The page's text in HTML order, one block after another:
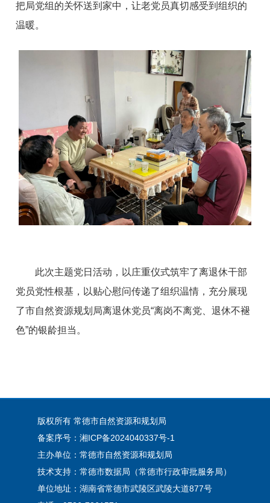
把局党组的关怀送到家中，让老党员真切感受到组织的
温暖。
此次主题党日活动，以庄重仪式筑牢了离退休干部
党员党性根基，以贴心慰问传递了组织温情，充分展现
了市自然资源规划局离退休党员“离岗不离党、退休不褪
色”的银龄担当。
版权所有 常德市自然资源和规划局
备案序号：湘ICP备2024040337号-1
主办单位：常德市自然资源和规划局
技术支持：常德市数据局（常德市行政审批服务局）
单位地址：湖南省常德市武陵区武陵大道877号